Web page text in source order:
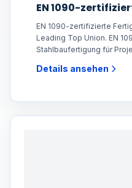
EN 1090-
EN 1090-zertifizierte
Leading Top Union. EN
Stahlbaufertigung für
Details ansehen